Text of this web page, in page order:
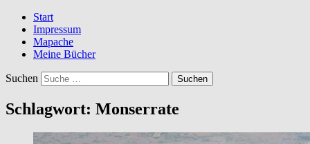
Start
Impressum
Mapache
Meine Bücher
Suchen
Schlagwort: Monserrate